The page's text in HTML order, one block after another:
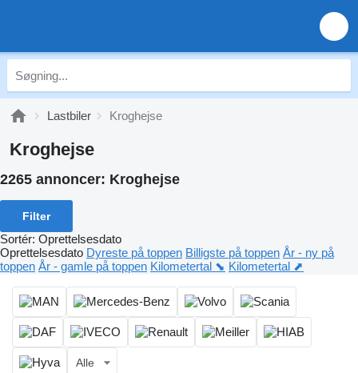
Lastbiler Kroghejse
Kroghejse
2265 annoncer: Kroghejse
Filter
Sortér: Oprettelsesdato
Oprettelsesdato Dyreste på toppen Billigste på toppen År - ny på
toppen År - gamle på toppen Kilometertal ⬊ Kilometertal ⬈
Alle